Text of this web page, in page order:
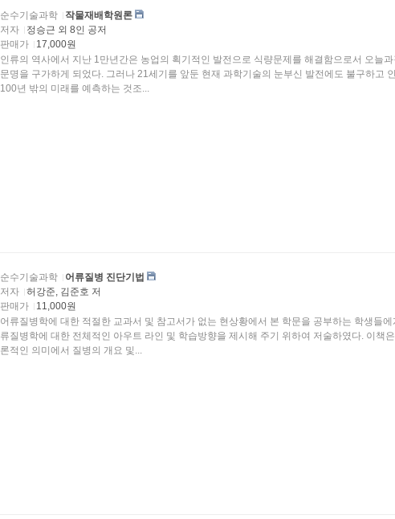
순수기술과학
작물재배학원론
저자
정승근 외 8인 공저
판매가
17,000원
인류의 역사에서 지난 1만년간은 농업의 획기적인 발전으로 식량문제를 해결함으로서 오늘
문명을 구가하게 되었다. 그러나 21세기를 앞둔 현재 과학기술의 눈부신 발전에도 불구하고 인류는
100년 밖의 미래를 예측하는 것조...
순수기술과학
어류질병 진단기법
저자
허강준, 김준호 저
판매가
11,000원
어류질병학에 대한 적절한 교과서 및 참고서가 없는 현상황에서 본 학문을 공부하는 학생들에게 어
류질병학에 대한 전체적인 아우트 라인 및 학습방향을 제시해 주기 위하여 저술하였다. 이책
론적인 의미에서 질병의 개요 및...